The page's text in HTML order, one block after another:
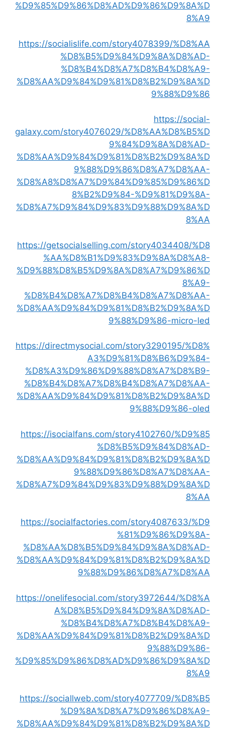
%D9%85%D9%86%D8%AD%D9%86%D9%8A%D
8%A9
https://socialislife.com/story4078399/%D8%AA
%D8%B5%D9%84%D9%8A%D8%AD-
%D8%B4%D8%A7%D8%B4%D8%A9-
%D8%AA%D9%84%D9%81%D8%B2%D9%8A%D
9%88%D9%86
https://social-
galaxy.com/story4076029/%D8%AA%D8%B5%D
9%84%D9%8A%D8%AD-
%D8%AA%D9%84%D9%81%D8%B2%D9%8A%D
9%88%D9%86%D8%A7%D8%AA-
%D8%A8%D8%A7%D9%84%D9%85%D9%86%D
8%B2%D9%84-%D9%81%D9%8A-
%D8%A7%D9%84%D9%83%D9%88%D9%8A%D
8%AA
https://getsocialselling.com/story4034408/%D8
%AA%D8%B1%D9%83%D9%8A%D8%A8-
%D9%88%D8%B5%D9%8A%D8%A7%D9%86%D
8%A9-
%D8%B4%D8%A7%D8%B4%D8%A7%D8%AA-
%D8%AA%D9%84%D9%81%D8%B2%D9%8A%D
9%88%D9%86-micro-led
https://directmysocial.com/story3290195/%D8%
A3%D9%81%D8%B6%D9%84-
%D8%A3%D9%86%D9%88%D8%A7%D8%B9-
%D8%B4%D8%A7%D8%B4%D8%A7%D8%AA-
%D8%AA%D9%84%D9%81%D8%B2%D9%8A%D
9%88%D9%86-oled
https://isocialfans.com/story4102760/%D9%85
%D8%B5%D9%84%D8%AD-
%D8%AA%D9%84%D9%81%D8%B2%D9%8A%D
9%88%D9%86%D8%A7%D8%AA-
%D8%A7%D9%84%D9%83%D9%88%D9%8A%D
8%AA
https://socialfactories.com/story4087633/%D9
%81%D9%86%D9%8A-
%D8%AA%D8%B5%D9%84%D9%8A%D8%AD-
%D8%AA%D9%84%D9%81%D8%B2%D9%8A%D
9%88%D9%86%D8%A7%D8%AA
https://onelifesocial.com/story3972644/%D8%A
A%D8%B5%D9%84%D9%8A%D8%AD-
%D8%B4%D8%A7%D8%B4%D8%A9-
%D8%AA%D9%84%D9%81%D8%B2%D9%8A%D
9%88%D9%86-
%D9%85%D9%86%D8%AD%D9%86%D9%8A%D
8%A9
https://sociallweb.com/story4077709/%D8%B5
%D9%8A%D8%A7%D9%86%D8%A9-
%D8%AA%D9%84%D9%81%D8%B2%D9%8A%D